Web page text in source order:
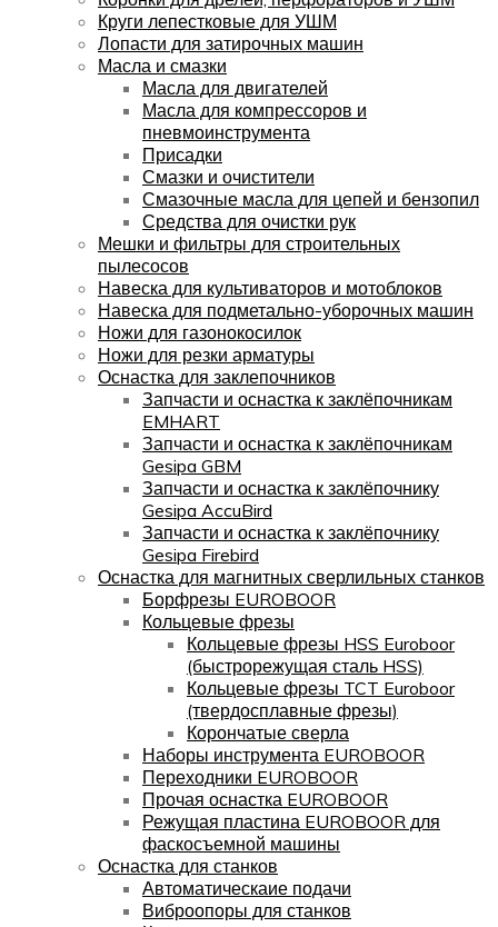
Круги лепестковые для УШМ
Лопасти для затирочных машин
Масла и смазки
Масла для двигателей
Масла для компрессоров и
пневмоинструмента
Присадки
Смазки и очистители
Смазочные масла для цепей и бензопил
Средства для очистки рук
Мешки и фильтры для строительных
пылесосов
Навеска для культиваторов и мотоблоков
Навеска для подметально-уборочных машин
Ножи для газонокосилок
Ножи для резки арматуры
Оснастка для заклепочников
Запчасти и оснастка к заклёпочникам
EMHART
Запчасти и оснастка к заклёпочникам
Gesipa GBM
Запчасти и оснастка к заклёпочнику
Gesipa AccuBird
Запчасти и оснастка к заклёпочнику
Gesipa Firebird
Оснастка для магнитных сверлильных станков
Борфрезы EUROBOOR
Кольцевые фрезы
Кольцевые фрезы HSS Euroboor
(быстрорежущая сталь HSS)
Кольцевые фрезы TCT Euroboor
(твердосплавные фрезы)
Корончатые сверла
Наборы инструмента EUROBOOR
Переходники EUROBOOR
Прочая оснастка EUROBOOR
Режущая пластина EUROBOOR для
фаскосъемной машины
Оснастка для станков
Автоматическаие подачи
Виброопоры для станков